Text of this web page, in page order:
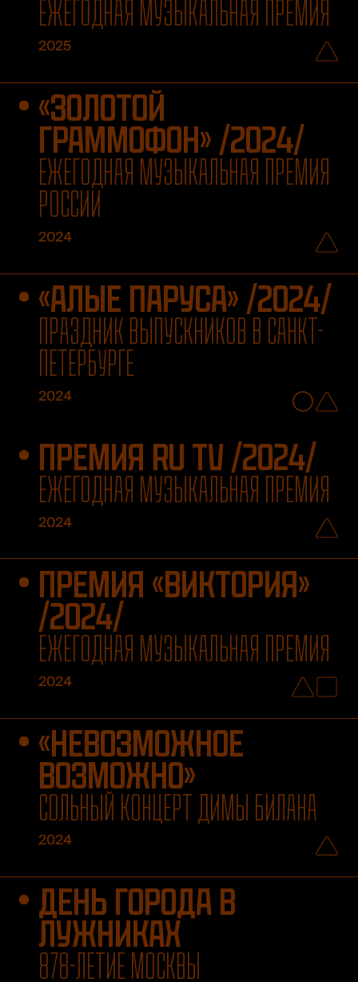
ЕЖЕГОДНАЯ МУЗЫКАЛЬНАЯ ПРЕМИЯ
2025
«ЗОЛОТОЙ
ГРАММОФОН» /2024/
ЕЖЕГОДНАЯ МУЗЫКАЛЬНАЯ ПРЕМИЯ
РОССИИ
2024
«АЛЫЕ ПАРУСА» /2024/
ПРАЗДНИК ВЫПУСКНИКОВ В САНКТ-
ПЕТЕРБУРГЕ
2024
ПРЕМИЯ RU TV /2024/
ЕЖЕГОДНАЯ МУЗЫКАЛЬНАЯ ПРЕМИЯ
2024
ПРЕМИЯ «ВИКТОРИЯ»
/2024/
ЕЖЕГОДНАЯ МУЗЫКАЛЬНАЯ ПРЕМИЯ
2024
«НЕВОЗМОЖНОЕ
ВОЗМОЖНО»
СОЛЬНЫЙ КОНЦЕРТ ДИМЫ БИЛАНА
2024
ДЕНЬ ГОРОДА В
ЛУЖНИКАХ
878-ЛЕТИЕ МОСКВЫ